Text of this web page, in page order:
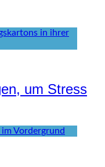
um Stress